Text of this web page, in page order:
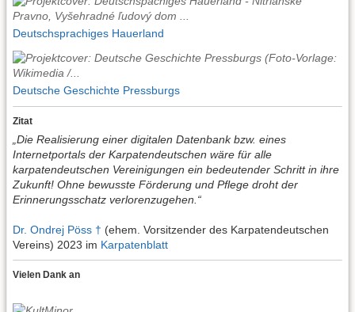
Deutschsprachiges Hauerland
Deutsche Geschichte Pressburgs
Zitat
„Die Realisierung einer digitalen Datenbank bzw. eines
Internetportals der Karpatendeutschen wäre für alle
karpatendeutschen Vereinigungen ein bedeutender Schritt in ihre
Zukunft! Ohne bewusste Förderung und Pflege droht der
Erinnerungsschatz verlorenzugehen.“
Dr. Ondrej Pöss † (ehem. Vorsitzender des Karpatendeutschen
Vereins) 2023 im Karpatenblatt
Vielen Dank an